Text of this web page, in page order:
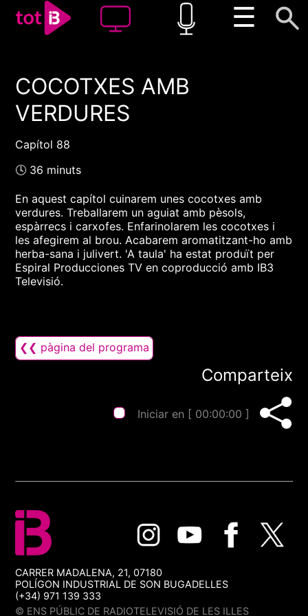
☰
00:00 00:00
1x
COCOTXES AMB
VERDURES
Capítol 88
🕓 36 minuts
En aquest capítol cuinarem unes cocotxes amb
verdures. Treballarem un aguiat amb pèsols,
espàrrecs i carxofes. Enfarinolarem les cocotxes i
les afegirem al brou. Acabarem aromatitzant-ho amb
herba-sana i julivert. 'A taula' ha estat produït per
Espiral Producciones TV en coproducció amb IB3
Televisió.
❮❮ pàgina del programa
Comparteix
Iniciar en [ 00:00:00 ]
CARRER MADALENA, 21, 07180
POLÍGON INDUSTRIAL DE SON BUGADELLES
(+34) 971 139 333
© ENS PÚBLIC DE RADIOTELEVISIÓ DE LES ILLES